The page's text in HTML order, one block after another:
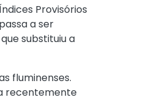
Provisórios
a ser
substituiu a
fluminenses.
recentemente